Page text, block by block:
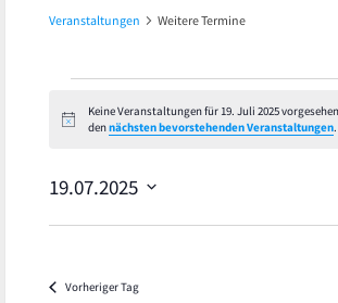
Veranstaltungen Weitere Termine
Veranstaltungen
19.
Juli
2025
Hinweis
Keine Veranstaltungen für 19. Juli 2025
dennächsten bevorstehenden Veranstaltungen.
19.07.2025
Datum
Vorheriger Tag